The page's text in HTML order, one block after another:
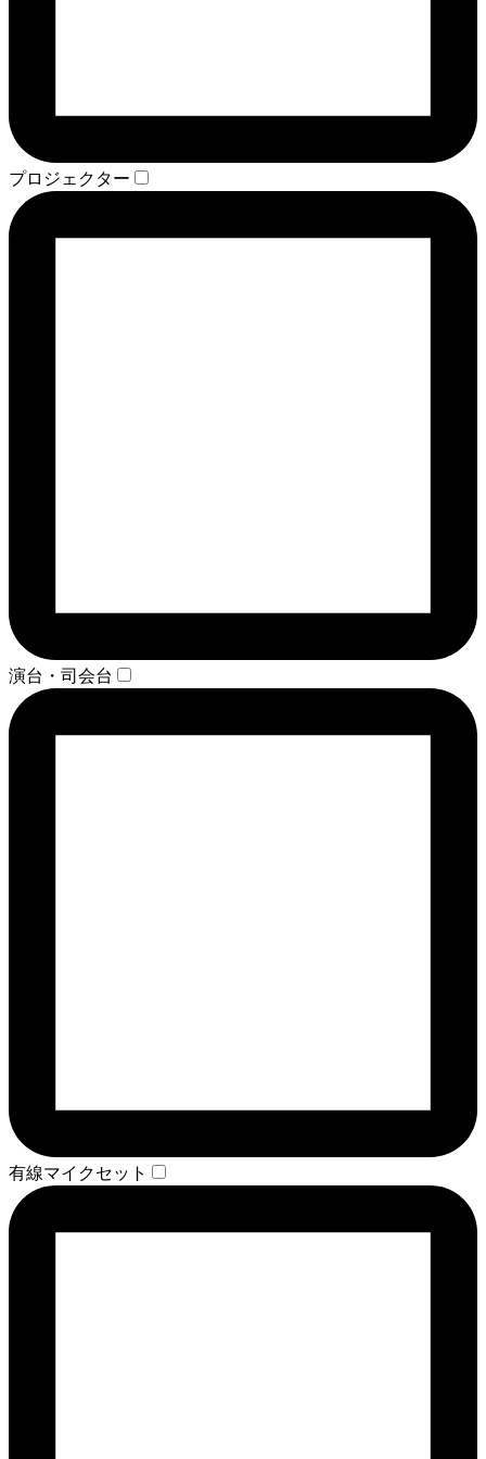
プロジェクター
演台・司会台
有線マイクセット